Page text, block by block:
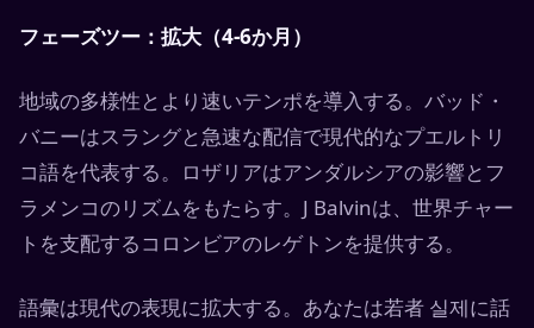
フェーズツー：拡大（4-6か月）
地域の多様性とより速いテンポを導入する。バッド・
バニーはスラングと急速な配信で現代的なプエルトリ
コ語を代表する。ロザリアはアンダルシアの影響とフ
ラメンコのリズムをもたらす。J Balvinは、世界チャー
トを支配するコロンビアのレゲトンを提供する。
語彙は現代の表現に拡大する。あなたは若者 실제に話